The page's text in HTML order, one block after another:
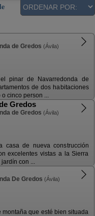
de Gredos (Ávila)
pinar de Navarredonda de
de dos habitaciones
cinco person ...
Gredos
de Gredos (Ávila)
casa de nueva construcción
excelentes vistas a la Sierra
con ...
De Gredos (Ávila)
montaña que esté bien situada